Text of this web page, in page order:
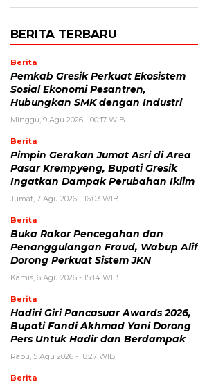
BERITA TERBARU
Berita
Pemkab Gresik Perkuat Ekosistem
Sosial Ekonomi Pesantren,
Hubungkan SMK dengan Industri
Minggu, 9 Agu 2026 - 00:17 WIB
Berita
Pimpin Gerakan Jumat Asri di Area
Pasar Krempyeng, Bupati Gresik
Ingatkan Dampak Perubahan Iklim
Jumat, 7 Agu 2026 - 16:03 WIB
Berita
Buka Rakor Pencegahan dan
Penanggulangan Fraud, Wabup Alif
Dorong Perkuat Sistem JKN
Kamis, 6 Agu 2026 - 15:14 WIB
Berita
Hadiri Giri Pancasuar Awards 2026,
Bupati Fandi Akhmad Yani Dorong
Pers Untuk Hadir dan Berdampak
Rabu, 5 Agu 2026 - 18:27 WIB
Berita